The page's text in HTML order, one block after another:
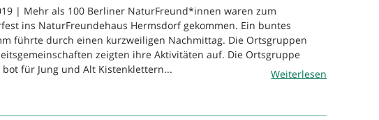
| Mehr als 100 Berliner NaturFreund*innen waren zum
ins NaturFreundehaus Hermsdorf gekommen. Ein buntes
führte durch einen kurzweiligen Nachmittag. Die Ortsgruppen
zeigten ihre Aktivitäten auf. Die Ortsgruppe
für Jung und Alt Kistenklettern...
Weiterlesen